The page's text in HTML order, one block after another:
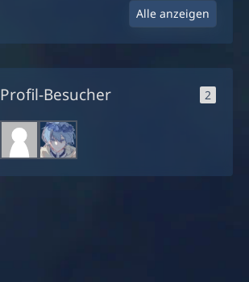
Alle anzeigen
Profil-Besucher 2